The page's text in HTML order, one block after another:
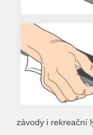
závody i rekreační